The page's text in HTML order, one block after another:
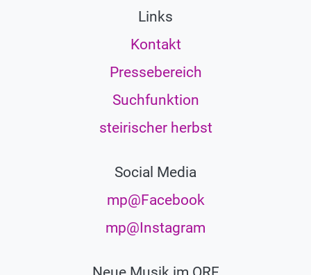
Links
Kontakt
Pressebereich
Suchfunktion
steirischer herbst
Social Media
mp@Facebook
mp@Instagram